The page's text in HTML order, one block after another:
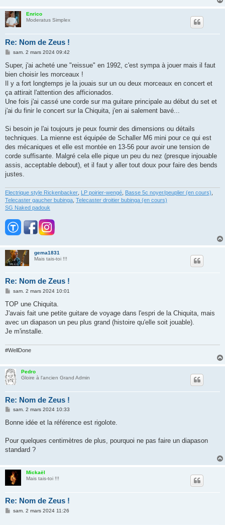
Enrico
Moderatus Simplex
Re: Nom de Zeus !
M
s
s
a
g
e
sam. 2 mars 2024 09:42
Super, j'ai acheté une "reissue" en 1992, c'est sympa à jouer mais il faut
bien choisir les morceaux !
Il y a fort longtemps je la jouais sur un ou deux morceaux en concert et
ça attirait l'attention des afficionados.
Une fois j'ai cassé une corde sur ma guitare principale au début du set et
j'ai du finir le concert sur la Chiquita, j'en ai salement bavé...
Si besoin je l'ai toujours je peux fournir des dimensions ou détails
techniques. La mienne est équipée de Schaller M6 mini pour ce qui est
des mécaniques et elle est montée en 13-56 pour avoir une tension de
corde suffisante. Malgré cela elle pique un peu du nez (presque injouable
assis, acceptable debout), et il faut y aller tout doux pour faire des bends
justes.
Electrique style Rickenbacker, LP poirier-wengé, Basse 5c noyer/peuplier (en cours),
Telecaster gaucher bubinga, Telecaster droitier bubinga (en cours)
SG Naked padouk
gema1831
Mais tais-toi !!!
Re: Nom de Zeus !
M
s
a
g
sam. 2 mars 2024 10:01
TOP une Chiquita.
J'avais fait une petite guitare de voyage dans l'espri de la Chiquita, mais
avec un diapason un peu plus grand (histoire qu'elle soit jouable).
Je m'installe.
#WellDone
Pedro
Gloire à l'ancien Grand Admin
Re: Nom de Zeus !
M
s
g
sam. 2 mars 2024 10:33
Bonne idée et la référence est rigolote.
Pour quelques centimètres de plus, pourquoi ne pas faire un diapason
standard ?
Mickaël
Mais tais-toi !!!
Re: Nom de Zeus !
Msam. 2 mars 2024 11:26